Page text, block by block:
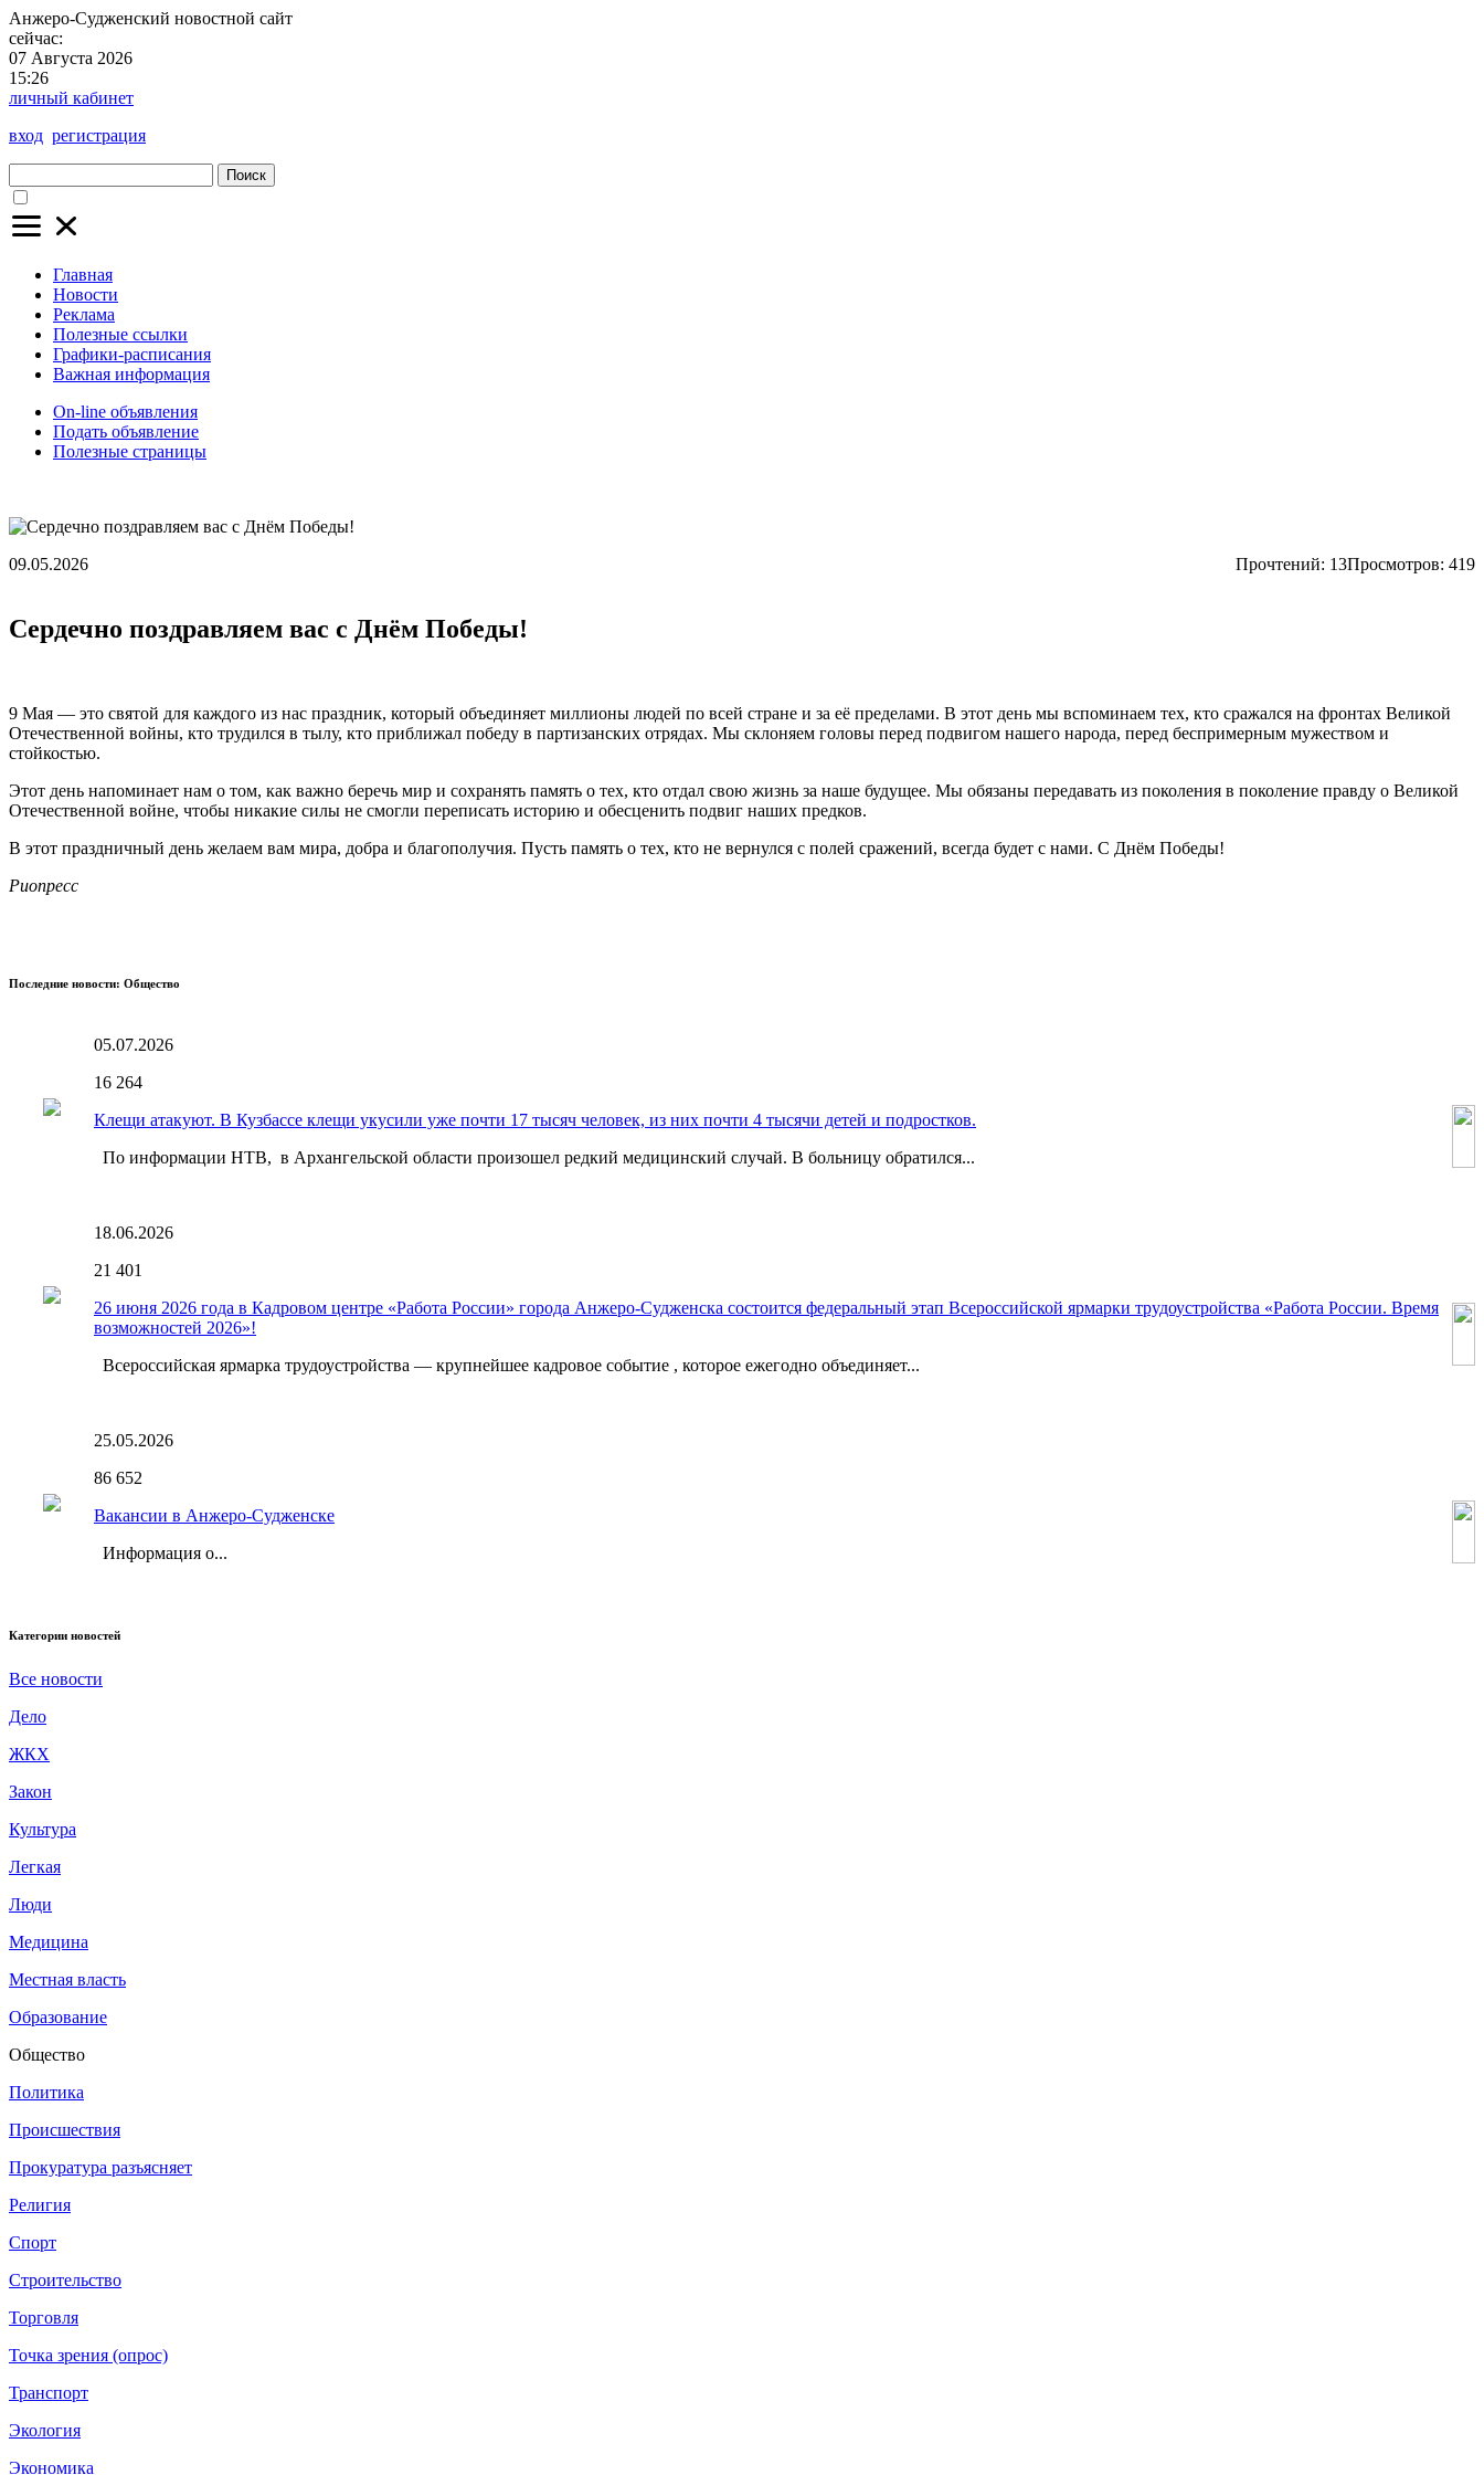
Анжеро-Судженский новостной сайт
сейчас:
07 Августа 2026
15:26
личный кабинет
вход регистрация
Поиск
Главная
Новости
Реклама
Полезные ссылки
Графики-расписания
Важная информация
On-line объявления
Подать объявление
Полезные страницы
09.05.2026 Прочтений: 13Просмотров: 419
Сердечно поздравляем вас с Днём Победы!
9 Мая — это святой для каждого из нас праздник, который объединяет миллионы людей по всей стране и за её пределами. В этот день мы вспоминаем тех, кто сражался на фронтах Великой
Отечественной войны, кто трудился в тылу, кто приближал победу в партизанских отрядах. Мы склоняем головы перед подвигом нашего народа, перед беспримерным мужеством и
стойкостью.
Этот день напоминает нам о том, как важно беречь мир и сохранять память о тех, кто отдал свою жизнь за наше будущее. Мы обязаны передавать из поколения в поколение правду о Великой
Отечественной войне, чтобы никакие силы не смогли переписать историю и обесценить подвиг наших предков.
В этот праздничный день желаем вам мира, добра и благополучия. Пусть память о тех, кто не вернулся с полей сражений, всегда будет с нами. С Днём Победы!
Риопресс
Последние новости: Общество
05.07.2026
16 264
Клещи атакуют. В Кузбассе клещи укусили уже почти 17 тысяч человек, из них почти 4 тысячи детей и подростков.
По информации НТВ, в Архангельской области произошел редкий медицинский случай. В больницу обратился...
18.06.2026
21 401
26 июня 2026 года в Кадровом центре «Работа России» города Анжеро-Судженска состоится федеральный этап Всероссийской ярмарки трудоустройства «Работа России. Время
возможностей 2026»!
Всероссийская ярмарка трудоустройства — крупнейшее кадровое событие , которое ежегодно объединяет...
25.05.2026
86 652
Вакансии в Анжеро-Судженске
Информация о...
Категории новостей
Все новости
Дело
ЖКХ
Закон
Культура
Легкая
Люди
Медицина
Местная власть
Образование
Общество
Политика
Происшествия
Прокуратура разъясняет
Религия
Спорт
Строительство
Торговля
Точка зрения (опрос)
Транспорт
Экология
Экономика